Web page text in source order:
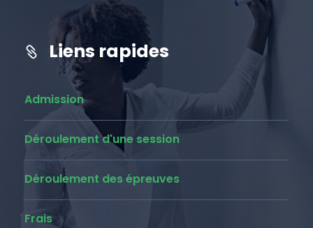
Liens rapides
Admission
Déroulement d'une session
Déroulement des épreuves
Frais